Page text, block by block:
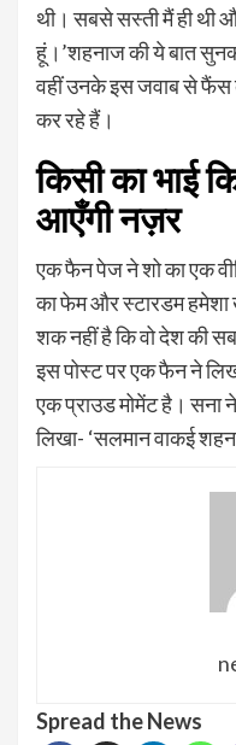
थी। सबसे सस्ती मैं ही थी
हूं।’शहनाज की ये बात
वहीं उनके इस जवाब से
कर रहे हैं।
किसी का भाई
आएँगी नज़र
एक फैन पेज ने शो का एक
का फेम और स्टारडम
शक नहीं है कि वो देश की
इस पोस्ट पर एक फैन ने
एक प्राउड मोमेंट है। सना
लिखा- ‘सलमान वाकई
Spread the News